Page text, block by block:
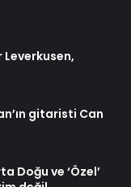
gitaristi Can
Doğu ve ‘Özel’